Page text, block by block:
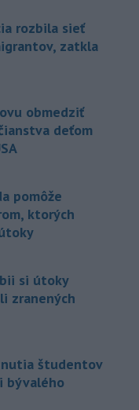
rozbila sieť
zatkla
obmedziť
deťom
pomôže
ktorých
si útoky
zranených
študentov
bývalého